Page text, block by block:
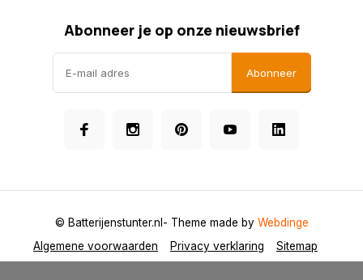
Abonneer je op onze nieuwsbrief
Abonneer
Algemene voorwaarden Privacy verklaring Sitemap
© Batterijenstunter.nl - Theme made by Webdinge